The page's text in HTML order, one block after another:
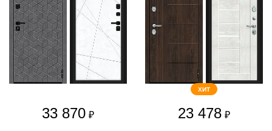
33 870 ₽
ХИТ
23 478 ₽